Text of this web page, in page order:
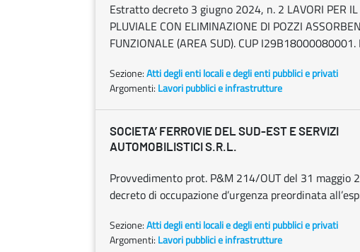
Estratto decreto 3 giugno 2024, n. 2 LAVORI PER IL
PLUVIALE CON ELIMINAZIONE DI POZZI
FUNZIONALE (AREA SUD). CUP I29B18000080001.
Sezione:Atti degli enti locali e degli enti pubblici e privati
Argomenti: Lavori pubblici e infrastrutture
SOCIETA’ FERROVIE DEL SUD-EST E SERVIZI
AUTOMOBILISTICI S.R.L.
Provvedimento prot. P&M 214/OUT del 31
decreto di occupazione d’urgenza preordinata
Sezione:Atti degli enti locali e degli enti pubblici e privati
Argomenti: Lavori pubblici e infrastrutture